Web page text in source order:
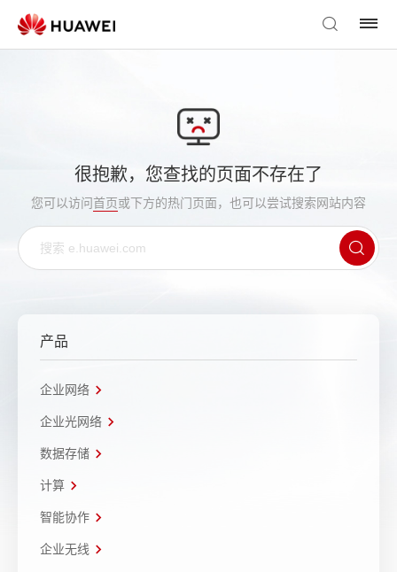
很抱歉，您查找的页面不存在了
您可以访问首页或下方的热门页面，也可以尝试搜索网站内容
产品
企业网络
企业光网络
数据存储
计算
智能协作
企业无线